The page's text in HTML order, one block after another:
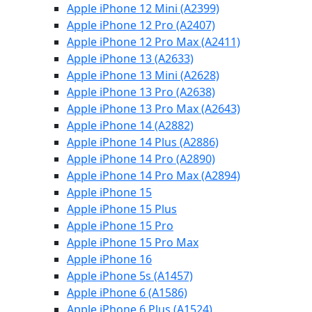
Apple iPhone 12 Mini (A2399)
Apple iPhone 12 Pro (A2407)
Apple iPhone 12 Pro Max (A2411)
Apple iPhone 13 (A2633)
Apple iPhone 13 Mini (A2628)
Apple iPhone 13 Pro (A2638)
Apple iPhone 13 Pro Max (A2643)
Apple iPhone 14 (A2882)
Apple iPhone 14 Plus (A2886)
Apple iPhone 14 Pro (A2890)
Apple iPhone 14 Pro Max (A2894)
Apple iPhone 15
Apple iPhone 15 Plus
Apple iPhone 15 Pro
Apple iPhone 15 Pro Max
Apple iPhone 16
Apple iPhone 5s (A1457)
Apple iPhone 6 (A1586)